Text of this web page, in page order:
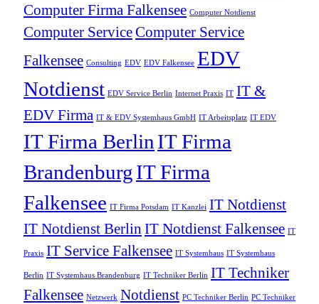
Computer Firma Falkensee Computer Notdienst
Computer ServiceComputer Service
Falkensee Consulting EDV EDV Falkensee EDV
Notdienst EDV Service Berlin Internet Praxis IT IT &
EDV Firma IT & EDV Systemhaus GmbH IT Arbeitsplatz IT EDV
IT Firma Berlin IT Firma
BrandenburgIT Firma
Falkensee IT Firma Potsdam IT Kanzlei IT Notdienst
IT Notdienst Berlin IT Notdienst Falkensee IT
Praxis IT Service Falkensee IT Systemhaus IT Systemhaus
Berlin IT Systemhaus Brandenburg IT Techniker Berlin IT Techniker
Falkensee Netzwerk Notdienst PC Techniker Berlin PC Techniker